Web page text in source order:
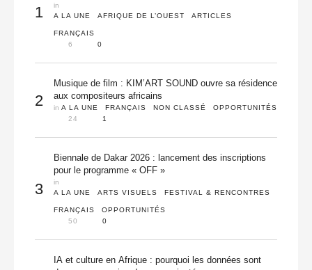
1
in
A LA UNE
AFRIQUE DE L’OUEST ARTICLES
FRANÇAIS
6
0
2
Musique de film : KIM’ART SOUND ouvre sa résidence
aux compositeurs africains
in A LA UNE FRANÇAIS NON CLASSÉ
OPPORTUNITÉS
24
1
3
Biennale de Dakar 2026 : lancement des inscriptions
pour le programme « OFF »
in
A LA UNE
ARTS VISUELS FESTIVAL & RENCONTRES
FRANÇAIS
OPPORTUNITÉS
50
0
IA et culture en Afrique : pourquoi les données sont